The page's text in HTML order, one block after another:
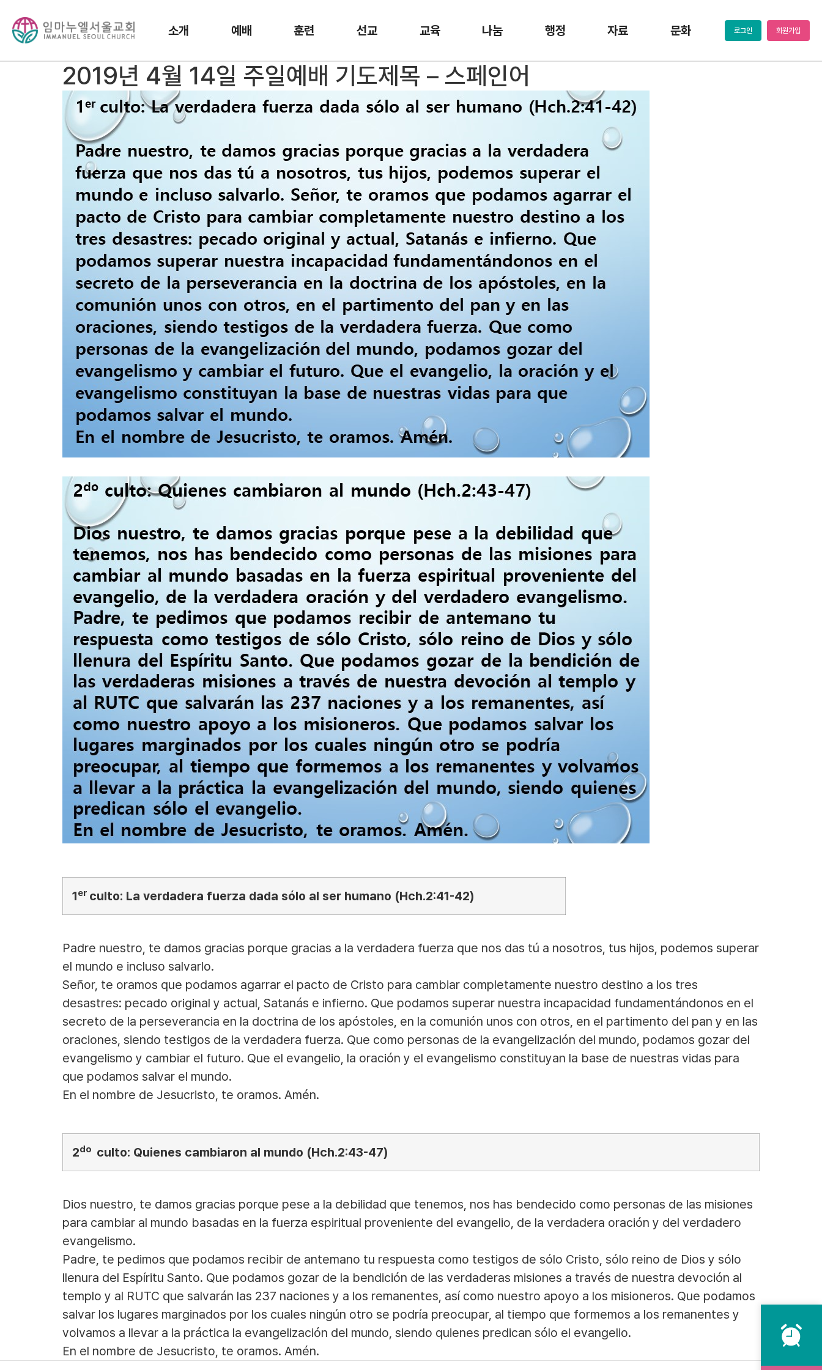
소개 예배 훈련 선교 교육 나눔 행정 자료 문화 로그인 회원가입
2019년 4월 14일 주일예배 기도제목 – 스페인어
1er culto: La verdadera fuerza dada sólo al ser humano (Hch.2:41-42)
Padre nuestro, te damos gracias porque gracias a la verdadera fuerza que nos das tú a nosotros, tus hijos, podemos superar
el mundo e incluso salvarlo.
Señor, te oramos que podamos agarrar el pacto de Cristo para cambiar completamente nuestro destino a los tres
desastres: pecado original y actual, Satanás e infierno. Que podamos superar nuestra incapacidad fundamentándonos en el
secreto de la perseverancia en la doctrina de los apóstoles, en la comunión unos con otros, en el partimento del pan y en las
oraciones, siendo testigos de la verdadera fuerza. Que como personas de la evangelización del mundo, podamos gozar del
evangelismo y cambiar el futuro. Que el evangelio, la oración y el evangelismo constituyan la base de nuestras vidas para
que podamos salvar el mundo.
En el nombre de Jesucristo, te oramos. Amén.
2do culto: Quienes cambiaron al mundo (Hch.2:43-47)
Dios nuestro, te damos gracias porque pese a la debilidad que tenemos, nos has bendecido como personas de las misiones
para cambiar al mundo basadas en la fuerza espiritual proveniente del evangelio, de la verdadera oración y del verdadero
evangelismo.
Padre, te pedimos que podamos recibir de antemano tu respuesta como testigos de sólo Cristo, sólo reino de Dios y sólo
llenura del Espíritu Santo. Que podamos gozar de la bendición de las verdaderas misiones a través de nuestra devoción al
templo y al RUTC que salvarán las 237 naciones y a los remanentes, así como nuestro apoyo a los misioneros. Que podamos
salvar los lugares marginados por los cuales ningún otro se podría preocupar, al tiempo que formemos a los remanentes y
volvamos a llevar a la práctica la evangelización del mundo, siendo quienes predican sólo el evangelio.
En el nombre de Jesucristo, te oramos. Amén.